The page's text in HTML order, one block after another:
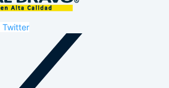
Twitter